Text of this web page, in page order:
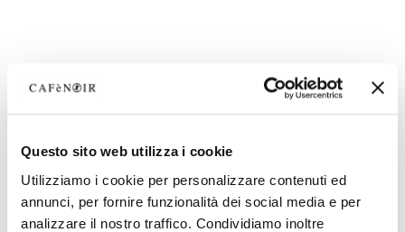
Questo sito web utilizza i cookie
Utilizziamo i cookie per personalizzare contenuti ed
annunci, per fornire funzionalità dei social media e per
analizzare il nostro traffico. Condividiamo inoltre